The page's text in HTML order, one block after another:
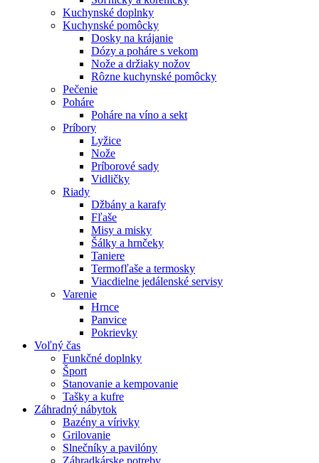
Kuchynské doplnky
Kuchynské pomôcky
Dosky na krájanie
Dózy a poháre s vekom
Nože a držiaky nožov
Rôzne kuchynské pomôcky
Pečenie
Poháre
Poháre na víno a sekt
Príbory
Lyžice
Nože
Príborové sady
Vidličky
Riady
Džbány a karafy
Fľaše
Misy a misky
Šálky a hrnčeky
Taniere
Termofľaše a termosky
Viacdielne jedálenské servisy
Varenie
Hrnce
Panvice
Pokrievky
Voľný čas
Funkčné doplnky
Šport
Stanovanie a kempovanie
Tašky a kufre
Záhradný nábytok
Bazény a vírivky
Grilovanie
Slnečníky a pavilóny
Záhradkárske potreby